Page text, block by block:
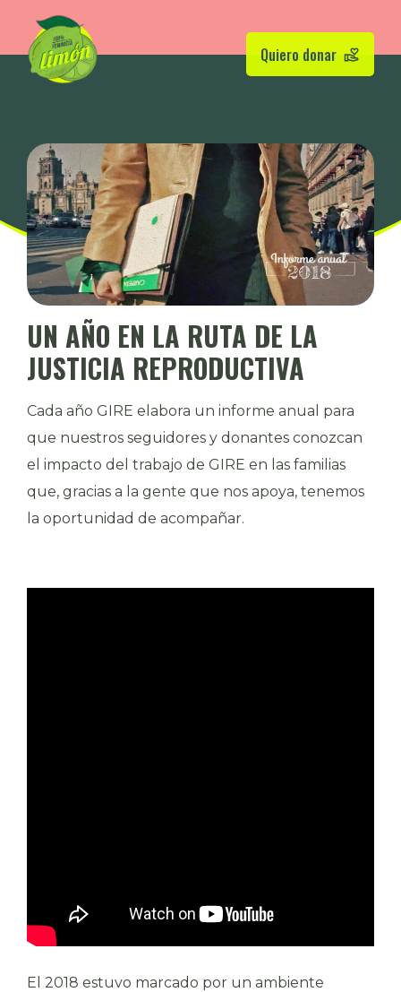
Quiero donar
UN AÑO EN LA RUTA DE LA
JUSTICIA REPRODUCTIVA
Cada año GIRE elabora un informe anual para
que nuestros seguidores y donantes conozcan
el impacto del trabajo de GIRE en las familias
que, gracias a la gente que nos apoya, tenemos
la oportunidad de acompañar.
El 2018 estuvo marcado por un ambiente